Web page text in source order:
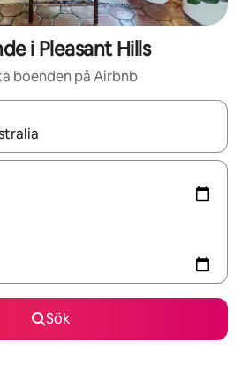
i Pleasant Hills
boenden på Airbnb
kan du navigera med upp- och
Sök